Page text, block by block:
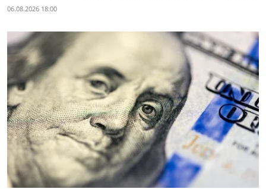
06.08.2026 18:00